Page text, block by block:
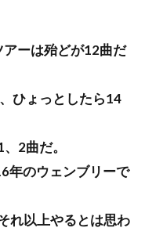
ーは殆どが12曲だ
ひょっとしたら14
2曲だ。
年のウェンブリーで
れ以上やるとは思わ